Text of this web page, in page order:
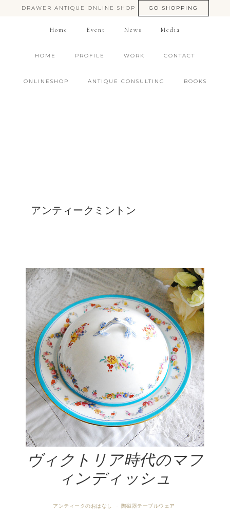
DRAWER ANTIQUE ONLINE SHOP GO SHOPPING
Home Event News Media
HOME PROFILE WORK CONTACT
ONLINESHOP ANTIQUE CONSULTING BOOKS
アンティークミントン
ヴィクトリア時代のマフ
ィンディッシュ
アンティークのおはなし · 陶磁器テーブルウェア